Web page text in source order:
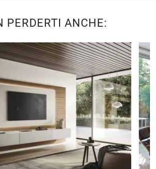
PERDERTI ANCHE: